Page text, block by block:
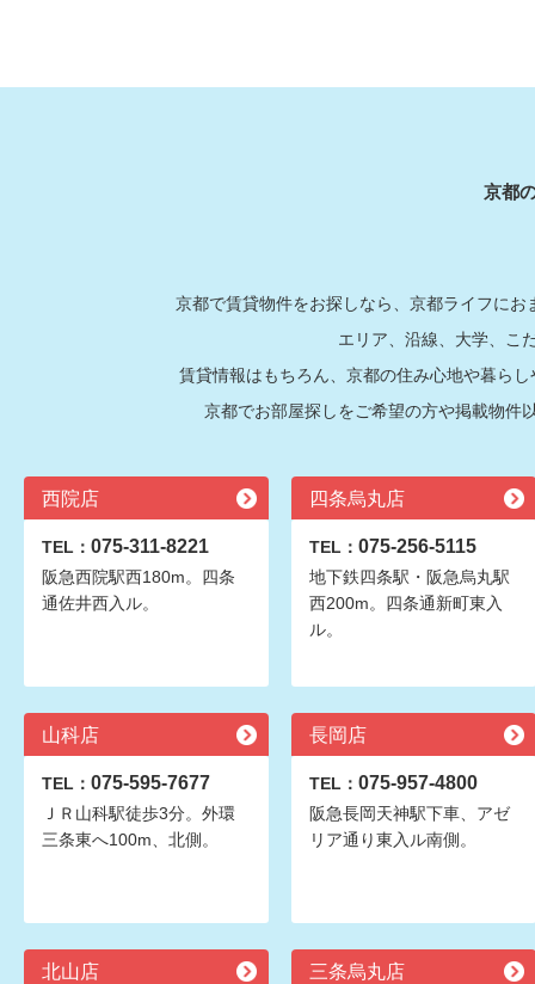
京都
京都で賃貸物件をお探しなら、京都ライフに
エリア、沿線、大学、こ
賃貸情報はもちろん、京都の住み心地や暮ら
京都でお部屋探しをご希望の方や掲載物件
西院店
TEL： 075-311-8221
阪急西院駅西180m。四条
通佐井西入ル。
四条烏丸店
TEL： 075-256-5115
地下鉄四条駅・阪急烏丸駅
西200m。四条通新町東入
ル。
山科店
TEL： 075-595-7677
ＪＲ山科駅徒歩3分。外環
三条東へ100m、北側。
長岡店
TEL： 075-957-4800
阪急長岡天神駅下車、アゼ
リア通り東入ル南側。
北山店 三条烏丸店